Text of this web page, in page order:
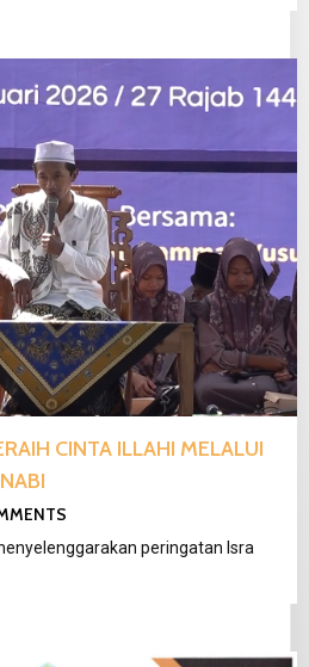
CINTA ILLAHI MELALUI
peringatan Isra